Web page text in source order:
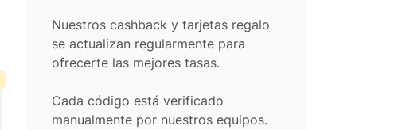
Nuestros cashback y tarjetas regalo
se actualizan regularmente para
ofrecerte las mejores tasas.
Cada código está verificado
manualmente por nuestros equipos.